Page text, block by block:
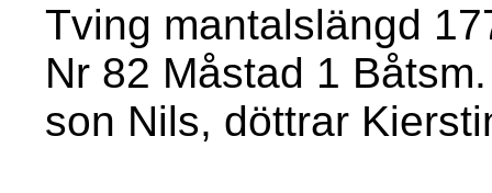
Tving mantalslängd
Nr 82 Måstad 1
son Nils, döttrar